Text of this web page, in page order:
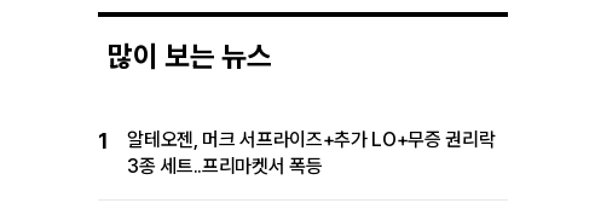
많이 보는 뉴스
1
알테오젠, 머크 서프라이즈+추가 LO+무증 권리락
3종 세트..프리마켓서 폭등